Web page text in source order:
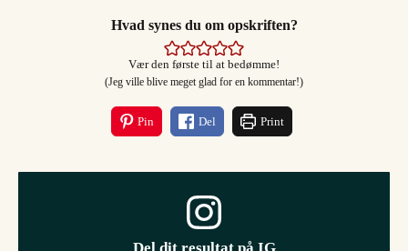
Hvad synes du om opskriften?
Vær den første til at bedømme!
(Jeg ville blive meget glad for en kommentar!)
Pin Del Print